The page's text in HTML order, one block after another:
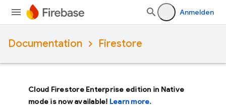
Anmelden
Documentation Firestore
Cloud Firestore Enterprise edition in Native
mode is now available! Learn more.